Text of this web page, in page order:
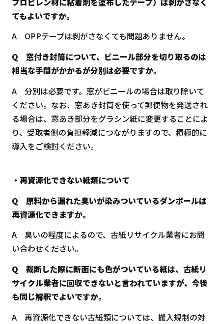
てもよいですか。
A OPPテープは剥がさなくても問題ありません。
Q 窓付き封筒について、ビニール部分を切り取るのは
相当な手間がかかるが分別は必要ですか。
A 分別は必要です。窓がビニールの場合は取り除いて
ください。なお、窓あき封筒を使って郵便物を発送され
る場合は、窓あき部分をグラシン紙に変更することによ
り、受取者側の負担軽減につながりますので、積極的に
導入をご検討ください。
・再資源化できない紙類について
Q 原料から漏れた臭いが染みついているダンボールは
再資源化できますか。
A 臭いの程度によるので、古紙リサイクル業者にお問
い合わせください。
Q 裁断した際に断面にも色がついている紙は、古紙リ
サイクル業者に回収できないと言われていますが、今後
も同じ解釈でよいですか。
A 再資源化できない古紙類については、搬入規制の対